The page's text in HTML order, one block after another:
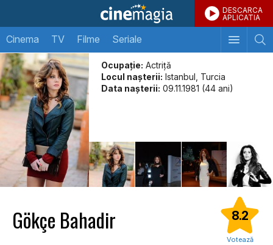
DESCARCA
APLICATIA
Cinema TV Filme Seriale
Ocupație: Actriţă
Locul naşterii: Istanbul, Turcia
Data naşterii: 09.11.1981 (44 ani)
Gökçe Bahadir 8.2
Votează